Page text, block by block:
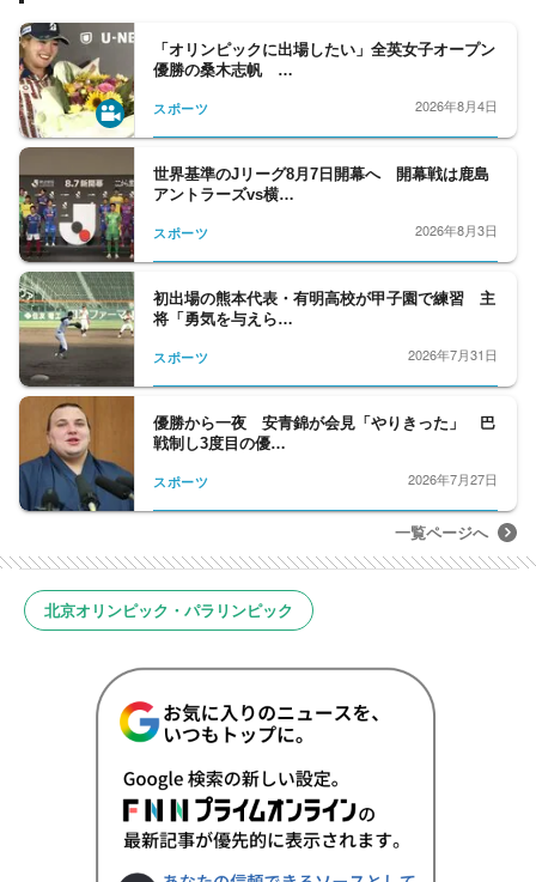
「オリンピックに出場したい」全英女子オープン
優勝の桑木志帆 …
スポーツ 2026年8月4日
世界基準のJリーグ8月7日開幕へ 開幕戦は鹿島
アントラーズvs横…
スポーツ 2026年8月3日
初出場の熊本代表・有明高校が甲子園で練習 主
将「勇気を与えら…
スポーツ 2026年7月31日
優勝から一夜 安青錦が会見「やりきった」 巴
戦制し3度目の優…
スポーツ 2026年7月27日
一覧ページへ
北京オリンピック・パラリンピック